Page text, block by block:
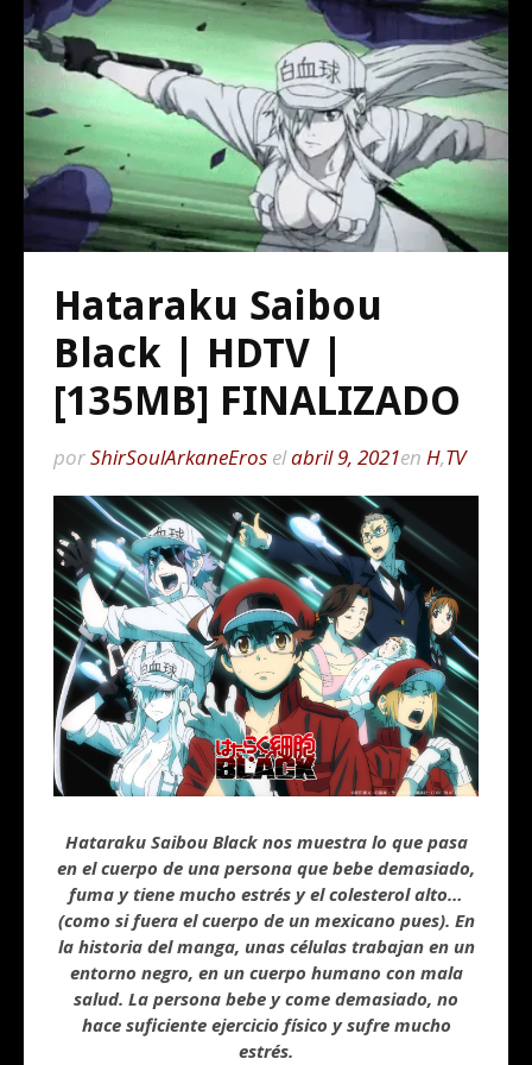
Hataraku Saibou
Black | HDTV |
[135MB] FINALIZADO
porShirSoulArkaneEros elabril 9, 2021en H,TV
Hataraku Saibou Black nos muestra lo que pasa
en el cuerpo de una persona que bebe demasiado,
fuma y tiene mucho estrés y el colesterol alto…
(como si fuera el cuerpo de un mexicano pues). En
la historia del manga, unas células trabajan en un
entorno negro, en un cuerpo humano con mala
salud. La persona bebe y come demasiado, no
hace suficiente ejercicio físico y sufre mucho
estrés.